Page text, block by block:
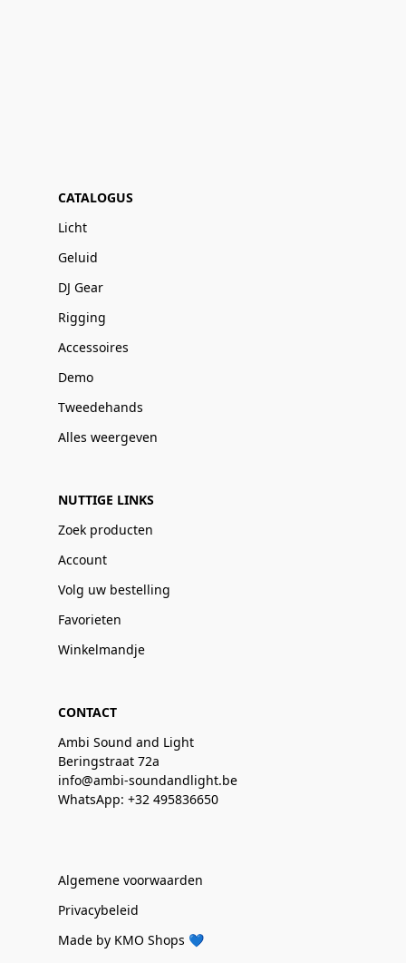
CATALOGUS
Licht
Geluid
DJ Gear
Rigging
Accessoires
Demo
Tweedehands
Alles weergeven
NUTTIGE LINKS
Zoek producten
Account
Volg uw bestelling
Favorieten
Winkelmandje
CONTACT
Ambi Sound and Light
Beringstraat 72a
info@ambi-soundandlight.be
WhatsApp: +32 495836650
Algemene voorwaarden
Privacybeleid
Made by KMO Shops 💙